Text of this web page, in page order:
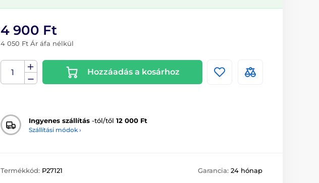
4 900 Ft
4 050 Ft Ár áfa nélkül
Hozzáadás a kosárhoz
Ingyenes szállítás -tól/től 12 000 Ft
Szállítási módok ›
Termékkód: P27121 Garancia: 24 hónap